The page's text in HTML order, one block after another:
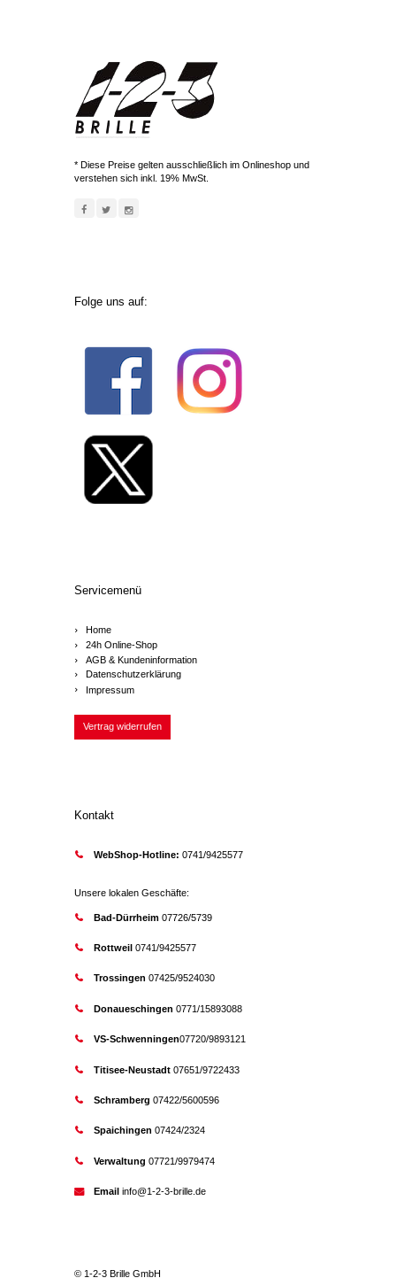
* Diese Preise gelten ausschließlich im Onlineshop und
verstehen sich inkl. 19% MwSt.
Folge uns auf:
Servicemenü
Home
24h Online-Shop
AGB & Kundeninformation
Datenschutzerklärung
Impressum
Vertrag widerrufen
Kontakt
WebShop-Hotline: 0741/9425577
Unsere lokalen Geschäfte:
Bad-Dürrheim07726/5739
Rottweil0741/9425577
Trossingen 07425/9524030
Donaueschingen 0771/15893088
VS-Schwenningen07720/9893121
Titisee-Neustadt07651/9722433
Schramberg 07422/5600596
Spaichingen 07424/2324
Verwaltung 07721/9979474
Emailinfo@1-2-3-brille.de
© 1-2-3 Brille GmbH